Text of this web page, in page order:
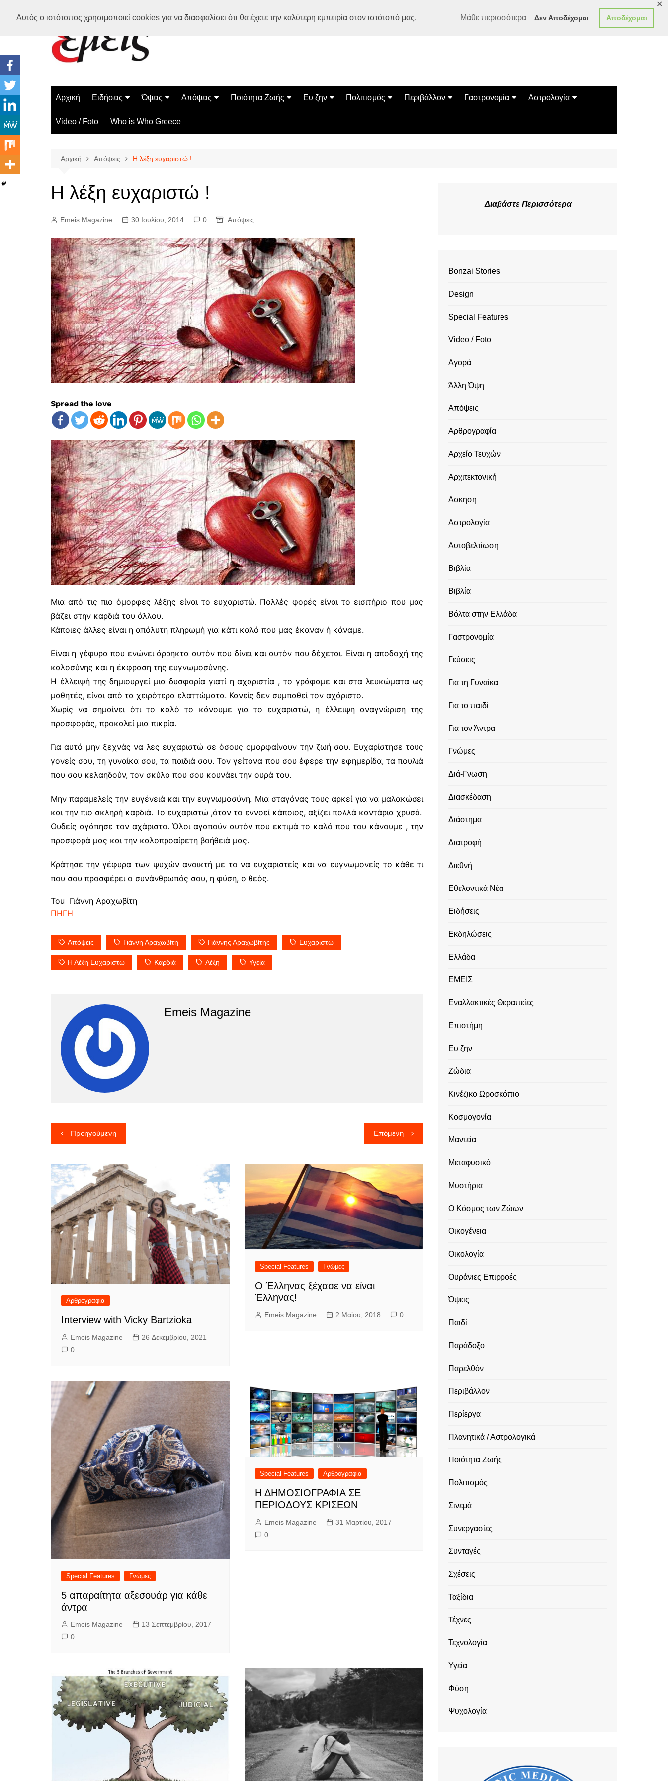
Αυτός ο ιστότοπος χρησιμοποιεί cookies για να διασφαλίσει ότι θα έχετε την καλύτερη εμπειρία στον ιστότοπό μας. Μάθε περισσότερα Δεν Αποδέχομαι Αποδέχομαι
✕
Αρχική Ειδήσεις
Ελλάδα
Διεθνή
Όψεις
Διάστημα
Επιστήμη
Απόψεις
Αρθρογραφία
Ποιότητα Ζωής
Ασκηση
Ευ ζην
Αυτοβελτίωση
Πολιτισμός
Εκδηλώσεις
Περιβάλλον
Οικολογία
Γαστρονομία
Συνταγές
Αστρολογία
Κινέζικο Ωροσκόπιο
Video / Foto Who is Who Greece
Αρχική Απόψεις Η λέξη ευχαριστώ !
Η λέξη ευχαριστώ !
Emeis Magazine 30 Ιουλίου, 2014 0 Απόψεις
Spread the love
Μια από τις πιο όμορφες λέξης είναι το ευχαριστώ. Πολλές φορές είναι το εισιτήριο που μας
βάζει στην καρδιά του άλλου.
Κάποιες άλλες είναι η απόλυτη πληρωμή για κάτι καλό που μας έκαναν ή κάναμε.
Είναι η γέφυρα που ενώνει άρρηκτα αυτόν που δίνει και αυτόν που δέχεται. Είναι η αποδοχή της
καλοσύνης και η έκφραση της ευγνωμοσύνης.
Η έλλειψή της δημιουργεί μια δυσφορία γιατί η αχαριστία , το γράφαμε και στα λευκώματα ως
μαθητές, είναι από τα χειρότερα ελαττώματα. Κανείς δεν συμπαθεί τον αχάριστο.
Χωρίς να σημαίνει ότι το καλό το κάνουμε για το ευχαριστώ, η έλλειψη αναγνώριση της
προσφοράς, προκαλεί μια πικρία.
Για αυτό μην ξεχνάς να λες ευχαριστώ σε όσους ομορφαίνουν την ζωή σου. Ευχαρίστησε τους
γονείς σου, τη γυναίκα σου, τα παιδιά σου. Τον γείτονα που σου έφερε την εφημερίδα, τα πουλιά
που σου κελαηδούν, τον σκύλο που σου κουνάει την ουρά του.
Μην παραμελείς την ευγένειά και την ευγνωμοσύνη. Μια σταγόνας τους αρκεί για να μαλακώσει
και την πιο σκληρή καρδιά. Το ευχαριστώ ,όταν το εννοεί κάποιος, αξίζει πολλά καντάρια χρυσό.
Ουδείς αγάπησε τον αχάριστο. Όλοι αγαπούν αυτόν που εκτιμά το καλό που του κάνουμε , την
προσφορά μας και την καλοπροαίρετη βοήθειά μας.
Κράτησε την γέφυρα των ψυχών ανοικτή με το να ευχαριστείς και να ευγνωμονείς το κάθε τι
που σου προσφέρει ο συνάνθρωπός σου, η φύση, ο θεός.
Tou Γιάννη Αραχωβίτη
ΠΗΓΗ
Απόψεις Γιάννη Αραχωβίτη Γιάννης Αραχωβίτης Ευχαριστώ
Η Λέξη Ευχαριστώ Καρδιά Λέξη Υγεία
Emeis Magazine
Πλοήγηση
άρθρων
Προηγούμενη Επόμενη
Αρθρογραφία
Interview with Vicky Bartzioka
Emeis Magazine
26 Δεκεμβρίου, 2021
0
Special Features Γνώμες
Ο Έλληνας ξέχασε να είναι
Έλληνας!
Emeis Magazine 2 Μαΐου, 2018 0
Special Features Γνώμες
5 απαραίτητα αξεσουάρ για κάθε
άντρα
Emeis Magazine
13 Σεπτεμβρίου, 2017
0
Special Features Αρθρογραφία
Η ΔΗΜΟΣΙΟΓΡΑΦΙΑ ΣΕ
ΠΕΡΙΟΔΟΥΣ ΚΡΙΣΕΩΝ
Emeis Magazine
31 Μαρτίου, 2017
0
Διαβάστε Περισσότερα
Bonzai Stories
Design
Special Features
Video / Foto
Αγορά
Άλλη Όψη
Απόψεις
Αρθρογραφία
Αρχείο Τευχών
Αρχιτεκτονική
Ασκηση
Αστρολογία
Αυτοβελτίωση
Βιβλία
Βιβλία
Βόλτα στην Ελλάδα
Γαστρονομία
Γεύσεις
Για τη Γυναίκα
Για το παιδί
Για τον Άντρα
Γνώμες
Διά-Γνωση
Διασκέδαση
Διάστημα
Διατροφή
Διεθνή
Εθελοντικά Νέα
Ειδήσεις
Εκδηλώσεις
Ελλάδα
ΕΜΕΙΣ
Εναλλακτικές Θεραπείες
Επιστήμη
Ευ ζην
Ζώδια
Κινέζικο Ωροσκόπιο
Κοσμογονία
Μαντεία
Μεταφυσικό
Μυστήρια
Ο Κόσμος των Ζώων
Οικογένεια
Οικολογία
Ουράνιες Επιρροές
Όψεις
Παιδί
Παράδοξο
Παρελθόν
Περιβάλλον
Περίεργα
Πλανητικά / Αστρολογικά
Ποιότητα Ζωής
Πολιτισμός
Σινεμά
Συνεργασίες
Συνταγές
Σχέσεις
Ταξίδια
Τέχνες
Τεχνολογία
Υγεία
Φύση
Ψυχολογία